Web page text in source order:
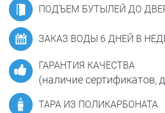
ПОДЪЕМ БУТЫЛЕЙ ДО
ЗАКАЗ ВОДЫ 6 ДНЕЙ В
ГАРАНТИЯ КАЧЕСТВА
(наличие сертификатов,
ТАРА ИЗ ПОЛИКАРБОНАТА